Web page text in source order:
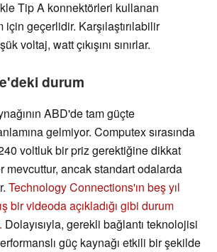
Tip A konnektörleri kullanan
için geçerlidir. Karşılaştırılabilir
voltaj, watt çıkışını sınırlar.
durum
ABD'de tam güçte
gelmiyor. Computex sırasında
voltluk bir priz gerektiğine dikkat
mevcuttur, ancak standart odalarda
Technology Connections'ın beş yıl
bir videoda açıkladığı gibi durum
Dolayısıyla, gerekli bağlantı teknolojisi
güç kaynağı etkili bir şekilde